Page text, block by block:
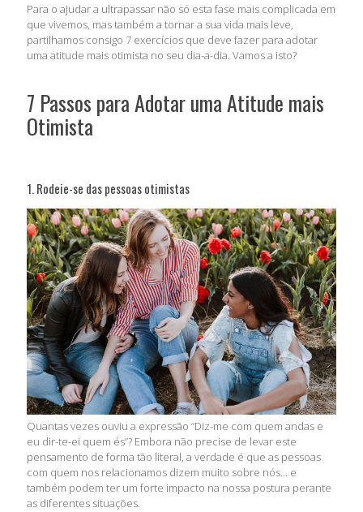
Para o ajudar a ultrapassar não só esta fase mais complicada em
que vivemos, mas também a tornar a sua vida mais leve,
partilhamos consigo 7 exercícios que deve fazer para adotar
uma atitude mais otimista no seu dia-a-dia. Vamos a isto?
7 Passos para Adotar uma Atitude mais
Otimista
1. Rodeie-se das pessoas otimistas
Quantas vezes ouviu a expressão “Diz-me com quem andas e
eu dir-te-ei quem és”? Embora não precise de levar este
pensamento de forma tão literal, a verdade é que as pessoas
com quem nos relacionamos dizem muito sobre nós... e
também podem ter um forte impacto na nossa postura perante
as diferentes situações.